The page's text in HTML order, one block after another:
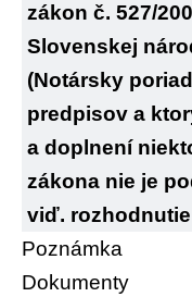
zákon č. 527/
Slovenskej
(Notársky
predpisov a
a doplnení
zákona nie je
viď. rozhodnutie
Poznámka
Dokumenty